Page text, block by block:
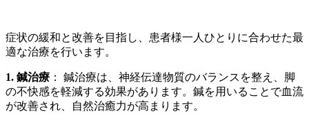
症状の緩和と改善を目指し、患者様一人ひとりに合わせた最
適な治療を行います。
1. 鍼治療 ： 鍼治療は、神経伝達物質のバランスを整え、脚
の不快感を軽減する効果があります。鍼を用いることで血流
が改善され、自然治癒力が高まります。